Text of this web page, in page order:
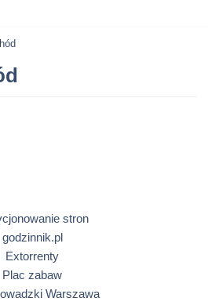
stron
godzinnik.pl
Extorrenty
Plac zabaw
Warszawa